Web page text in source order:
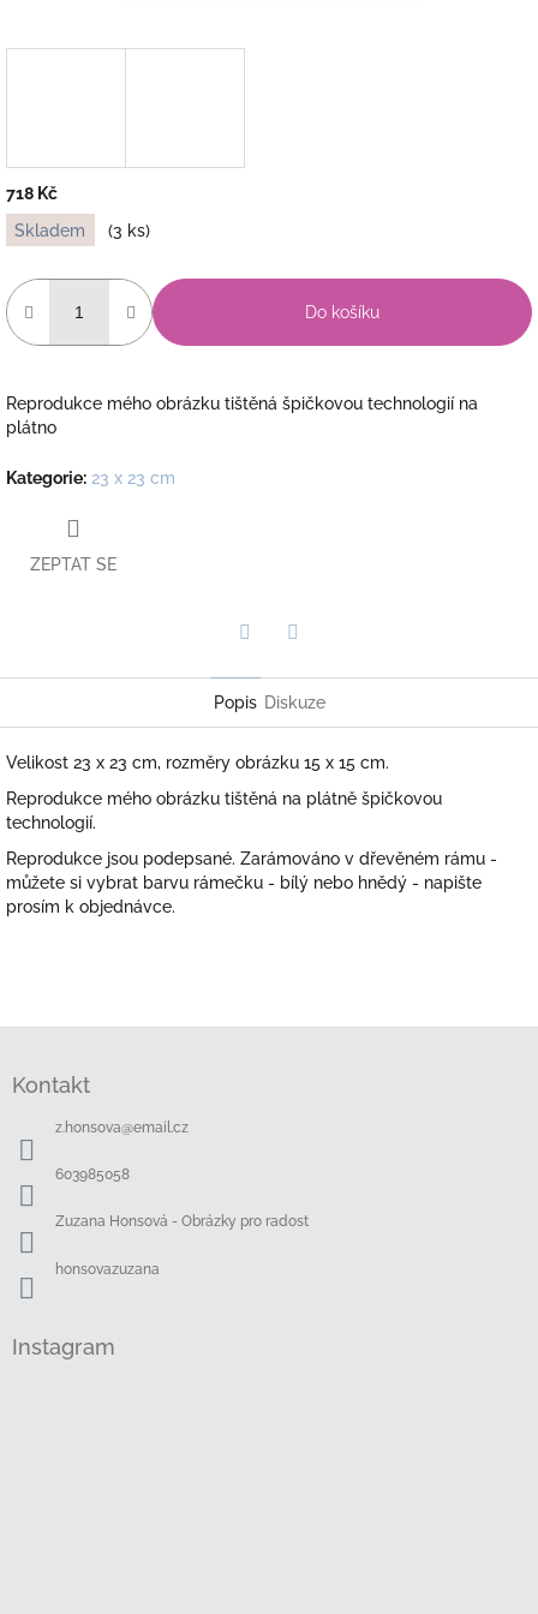
718 Kč
Měrná
cena:
Skladem (3 ks)
Do košíku
Reprodukce mého obrázku tištěná špičkovou technologií na
plátno
Kategorie: 23 x 23 cm
ZEPTAT SE
Popis Diskuze
Velikost 23 x 23 cm, rozměry obrázku 15 x 15 cm.
Reprodukce mého obrázku tištěná na plátně špičkovou
technologií.
Reprodukce jsou podepsané. Zarámováno v dřevěném rámu -
můžete si vybrat barvu rámečku - bílý nebo hnědý - napište
prosím k objednávce.
Kontakt
z.honsova@email.cz
603985058
Zuzana Honsová - Obrázky pro radost
honsovazuzana
Instagram